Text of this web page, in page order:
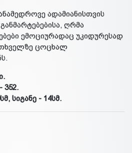
ადამიანისთვის
ღრმა
ემოციურადაც უკიდურესად
ცოცხალ
352.
სიგანე - 14სმ.